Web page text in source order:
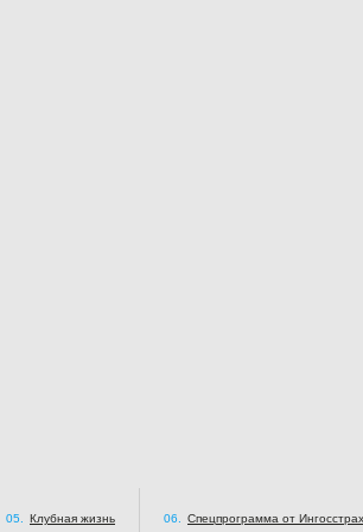
05. Клубная жизнь 06. Спецпрограмма от